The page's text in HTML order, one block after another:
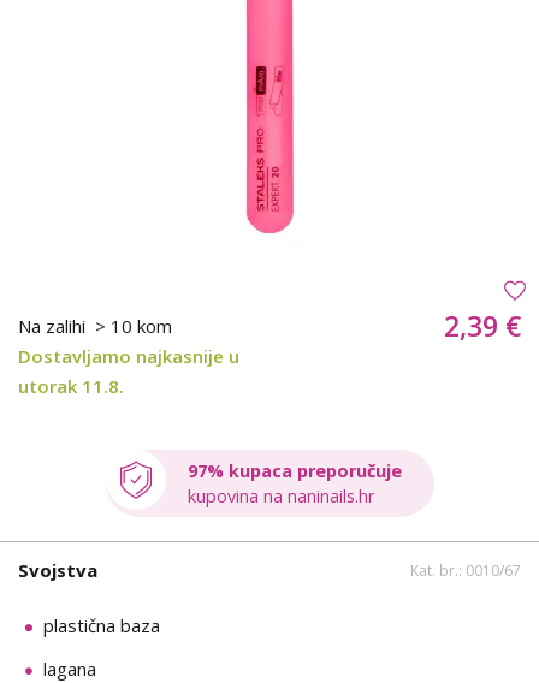
Na zalihi > 10 kom
Dostavljamo najkasnije u
utorak 11.8.
2,39 €
97% kupaca preporučuje
kupovina na naninails.hr
Svojstva Kat. br.: 0010/67
plastična baza
lagana